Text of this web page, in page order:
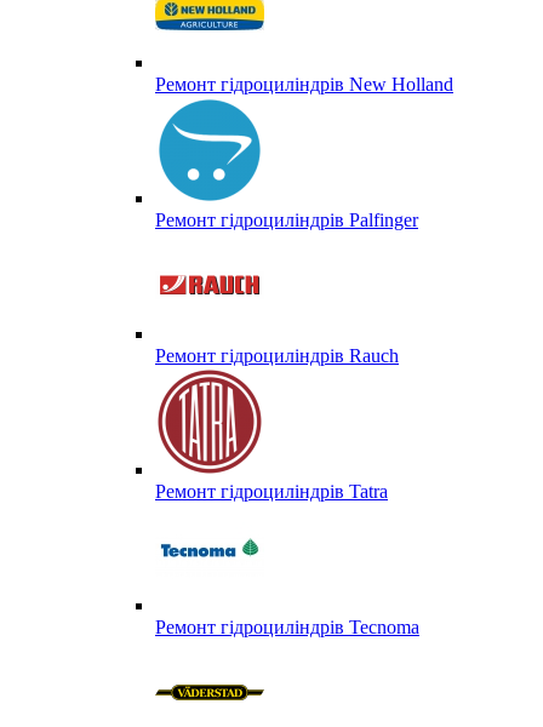
Ремонт гідроциліндрів New Holland
Ремонт гідроциліндрів Palfinger
Ремонт гідроциліндрів Rauch
Ремонт гідроциліндрів Tatra
Ремонт гідроциліндрів Tecnoma